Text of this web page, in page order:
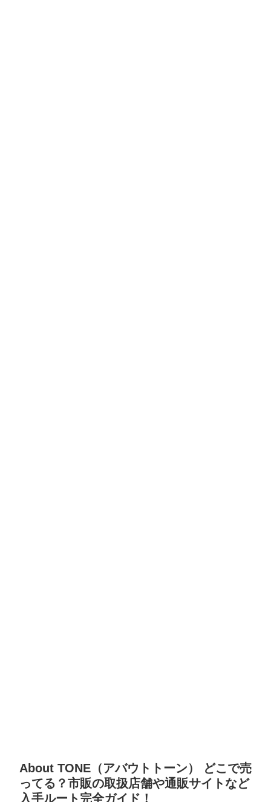
About TONE（アバウトトーン） どこで売
ってる？市販の取扱店舗や通販サイトなど
入手ルート完全ガイド！